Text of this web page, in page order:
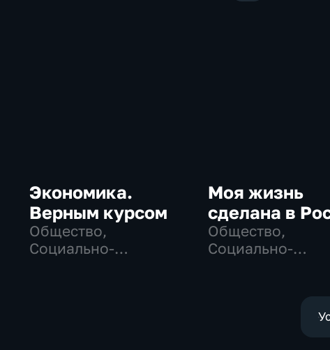
Экономика.
Верным курсом
Общество,
Социально-
Моя жизнь
сделана в
Общество,
Социально-